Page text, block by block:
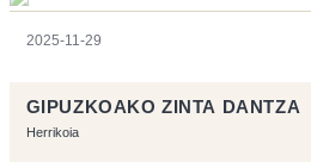
2025-11-29
GIPUZKOAKO ZINTA DANTZA
Herrikoia